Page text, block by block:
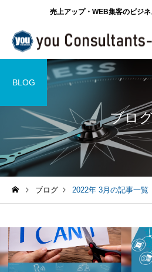
売上アップ・WEB集客のビジ
ブロ
BLOG
ブログ 2022年 3月の記事一覧